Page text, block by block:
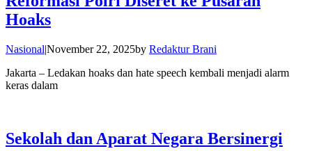
Hoaks
Nasional|November 22, 2025by Redaktur Brani
Jakarta – Ledakan hoaks dan hate speech kembali menjadi alarm
keras dalam
Sekolah dan Aparat Negara Bersinergi